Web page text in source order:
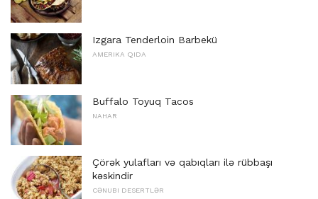
Izgara Tenderloin Barbekü
AMERIKA QIDA
Buffalo Toyuq Tacos
NAHAR
Çörək yulafları və qabıqları ilə rübbaşı
kəskindir
CƏNUBI DESERTLƏR